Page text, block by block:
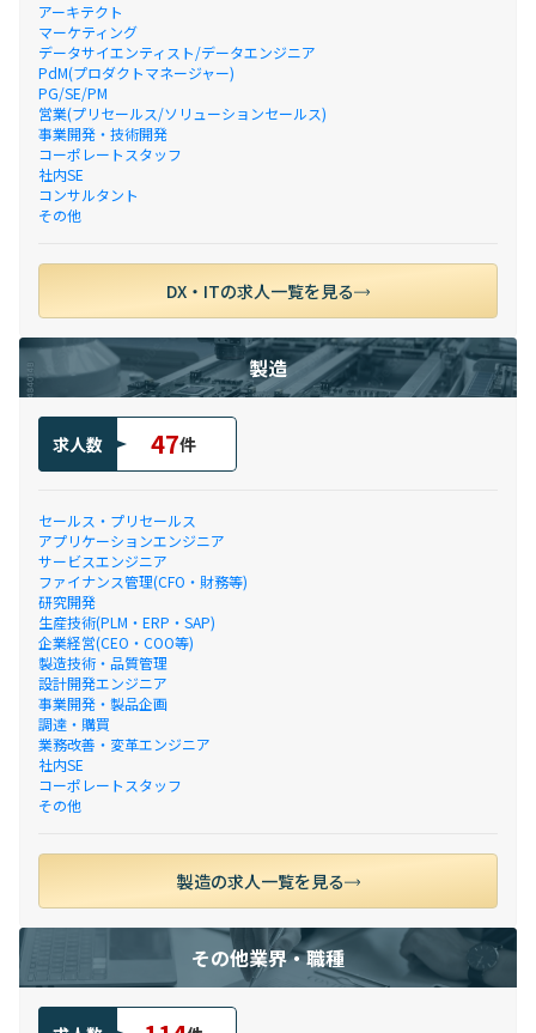
アーキテクト
マーケティング
データサイエンティスト/データエンジニア
PdM(プロダクトマネージャー)
PG/SE/PM
営業(プリセールス/ソリューションセールス)
事業開発・技術開発
コーポレートスタッフ
社内SE
コンサルタント
その他
DX・ITの求人一覧を見る
製造
求人数 47件
セールス・プリセールス
アプリケーションエンジニア
サービスエンジニア
ファイナンス管理(CFO・財務等)
研究開発
生産技術(PLM・ERP・SAP)
企業経営(CEO・COO等)
製造技術・品質管理
設計開発エンジニア
事業開発・製品企画
調達・購買
業務改善・変革エンジニア
社内SE
コーポレートスタッフ
その他
製造の求人一覧を見る
その他業界・職種